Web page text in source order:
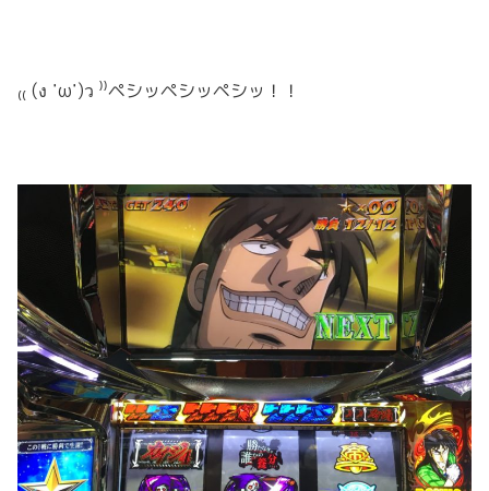
₍₍ (ง ˙ω˙)ว ⁾⁾ペシッペシッペシッ！！